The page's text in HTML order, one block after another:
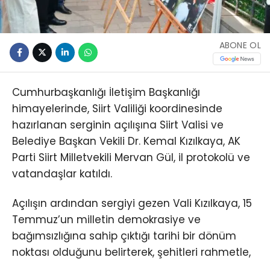
ABONE OL
Cumhurbaşkanlığı İletişim Başkanlığı
himayelerinde, Siirt Valiliği koordinesinde
hazırlanan serginin açılışına Siirt Valisi ve
Belediye Başkan Vekili Dr. Kemal Kızılkaya, AK
Parti Siirt Milletvekili Mervan Gül, il protokolü ve
vatandaşlar katıldı.
Açılışın ardından sergiyi gezen Vali Kızılkaya, 15
Temmuz’un milletin demokrasiye ve
bağımsızlığına sahip çıktığı tarihi bir dönüm
noktası olduğunu belirterek, şehitleri rahmetle,